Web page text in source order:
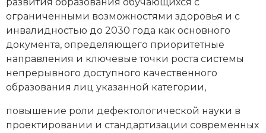
ограниченными возможностями здоровья и с
инвалидностью до 2030 года как основного
документа, определяющего приоритетные
направления и ключевые точки роста системы
непрерывного доступного качественного
образования лиц указанной категории,
повышение роли дефектологической науки в
проектировании и стандартизации современных